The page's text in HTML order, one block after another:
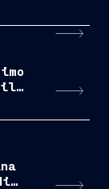
il